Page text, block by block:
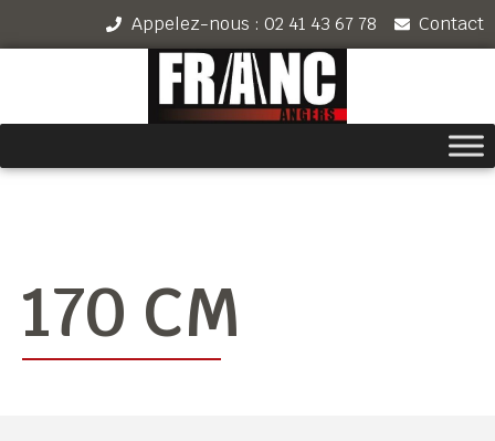
Appelez-nous : 02 41 43 67 78 Contact
170 CM